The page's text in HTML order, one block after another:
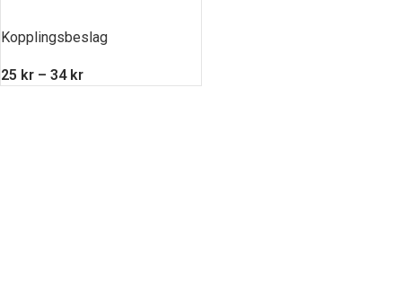
Kopplingsbeslag
25 kr – 34 kr